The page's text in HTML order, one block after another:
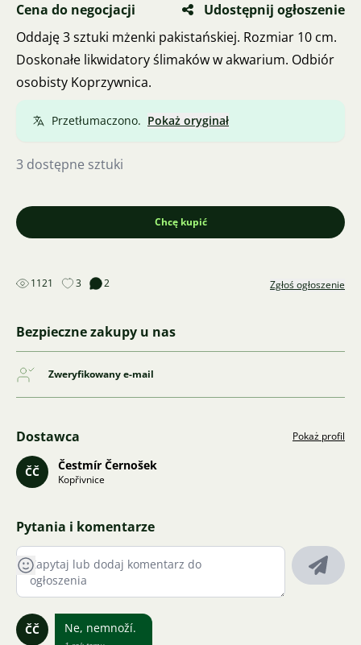
Cena do negocjacji
Udostępnij ogłoszenie
Oddaję 3 sztuki mżenki pakistańskiej. Rozmiar 10 cm.
Doskonałe likwidatory ślimaków w akwarium. Odbiór
osobisty Koprzywnica.
Przetłumaczono. Pokaż oryginał
3 dostępne sztuki
Chcę kupić
1121 3 2 Zgłoś ogłoszenie
Bezpieczne zakupy u nas
Zweryfikowany e-mail
Dostawca Pokaż profil
ČČ Čestmír Černošek
Kopřivnice
Pytania i komentarze
ČČ Ne, nemnoží.